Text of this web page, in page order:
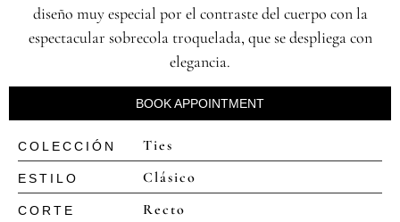
diseño muy especial por el contraste del cuerpo con la
espectacular sobrecola troquelada, que se despliega con
elegancia.
BOOK APPOINTMENT
COLECCIÓN Ties
ESTILO Clásico
CORTE Recto